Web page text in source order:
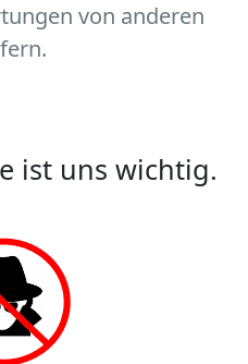
von anderen
ist uns wichtig.